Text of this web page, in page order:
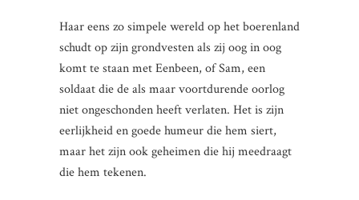
Haar eens zo simpele wereld op het boerenland
schudt op zijn grondvesten als zij oog in oog
komt te staan met Eenbeen, of Sam, een
soldaat die de als maar voortdurende oorlog
niet ongeschonden heeft verlaten. Het is zijn
eerlijkheid en goede humeur die hem siert,
maar het zijn ook geheimen die hij meedraagt
die hem tekenen.